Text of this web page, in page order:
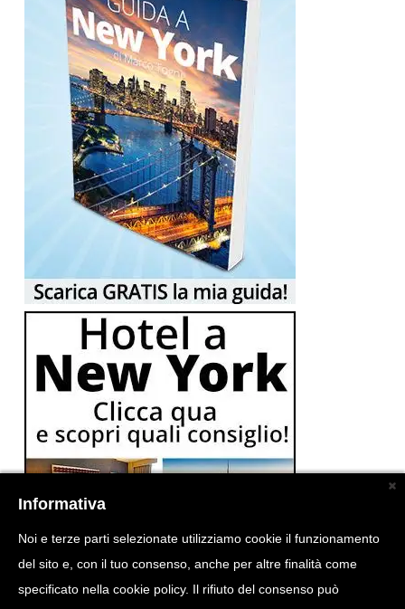
Informativa
Noi e terze parti selezionate utilizziamo cookie il funzionamento
del sito e, con il tuo consenso, anche per altre finalità come
specificato nella cookie policy. Il rifiuto del consenso può